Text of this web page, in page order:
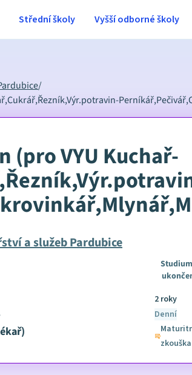
Střední školy Vyšší odborné školy
/
(pro VYU Kuchař-
a služeb Pardubice
2 roky
Denní
zkouška